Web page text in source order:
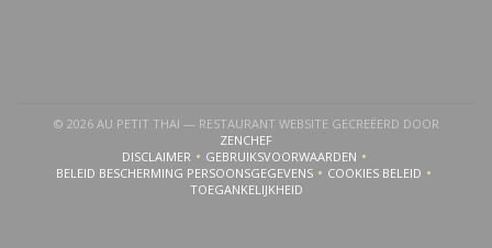
© 2026 AU PETIT THAI — RESTAURANT WEBSITE GECREËERD DOOR
ZENCHEF((OPENT IN EEN NIEUW VENSTER))
DISCLAIMER((OPENT IN EEN NIEUW VENSTER))
GEBRUIKSVOORWAARDEN((OPENT IN EEN NIEUW VENSTER))
BELEID BESCHERMING PERSOONSGEGEVENS
((OPENT IN EEN NIEUW VENSTER))
COOKIES BELEID((OPENT IN EEN
TOEGANKELIJKHEID((OPENT IN EEN NIEUW VENSTER))